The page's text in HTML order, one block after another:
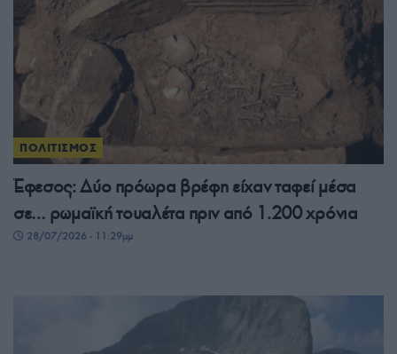
ΠΟΛΙΤΙΣΜΟΣ
Έφεσος: Δύο πρόωρα βρέφη είχαν ταφεί μέσα
σε… ρωμαϊκή τουαλέτα πριν από 1.200 χρόνια
28/07/2026 - 11:29μμ